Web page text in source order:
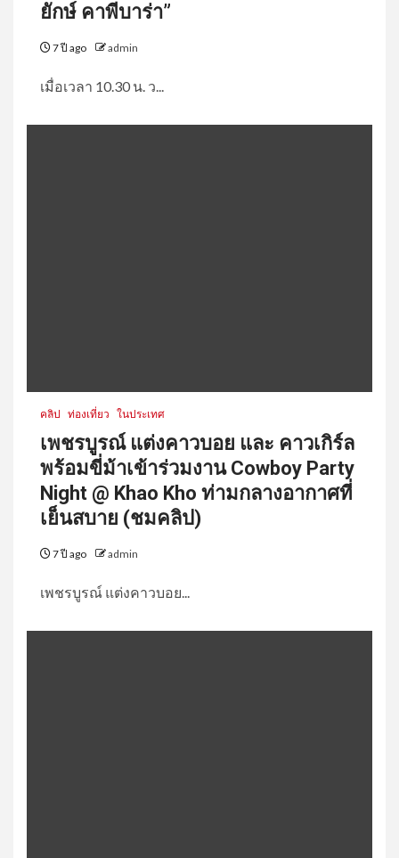
ยักษ์ คาพีบาร่า”
7 ปี ago admin
เมื่อเวลา 10.30 น. ว...
คลิป ท่องเที่ยว ในประเทศ
เพชรบูรณ์ แต่งคาวบอย และ คาวเกิร์ล
พร้อมขี่ม้าเข้าร่วมงาน Cowboy Party
Night @ Khao Kho ท่ามกลางอากาศที่
เย็นสบาย (ชมคลิป)
7 ปี ago admin
เพชรบูรณ์ แต่งคาวบอย...